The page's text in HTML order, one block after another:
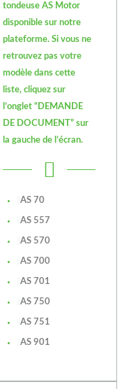
tondeuse AS Motor
disponible sur notre
plateforme. Si vous ne
retrouvez pas votre
modèle dans cette
liste, cliquez sur
l’onglet “DEMANDE
DE DOCUMENT” sur
la gauche de l’écran.
AS 70
AS 557
AS 570
AS 700
AS 701
AS 750
AS 751
AS 901